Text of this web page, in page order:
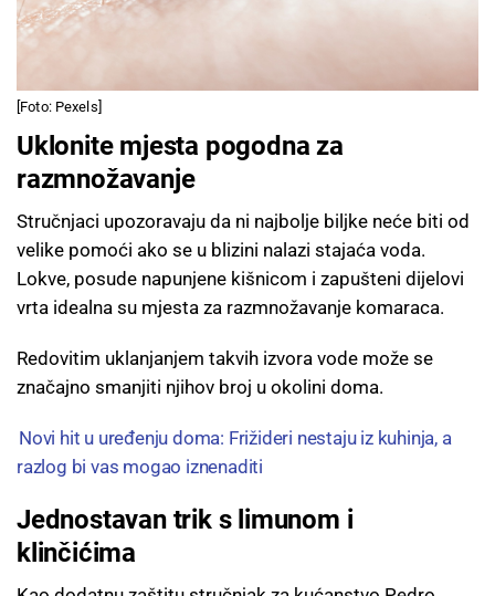
[Foto: Pexels]
Uklonite mjesta pogodna za
razmnožavanje
Stručnjaci upozoravaju da ni najbolje biljke neće biti od
velike pomoći ako se u blizini nalazi stajaća voda.
Lokve, posude napunjene kišnicom i zapušteni dijelovi
vrta idealna su mjesta za razmnožavanje komaraca.
Redovitim uklanjanjem takvih izvora vode može se
značajno smanjiti njihov broj u okolini doma.
Novi hit u uređenju doma: Frižideri nestaju iz kuhinja, a
razlog bi vas mogao iznenaditi
Jednostavan trik s limunom i
klinčićima